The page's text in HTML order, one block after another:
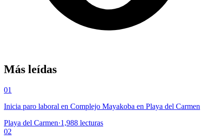
Más leídas
01
Inicia paro laboral en Complejo Mayakoba en Playa del Carmen
Playa del Carmen·1,988 lecturas
02